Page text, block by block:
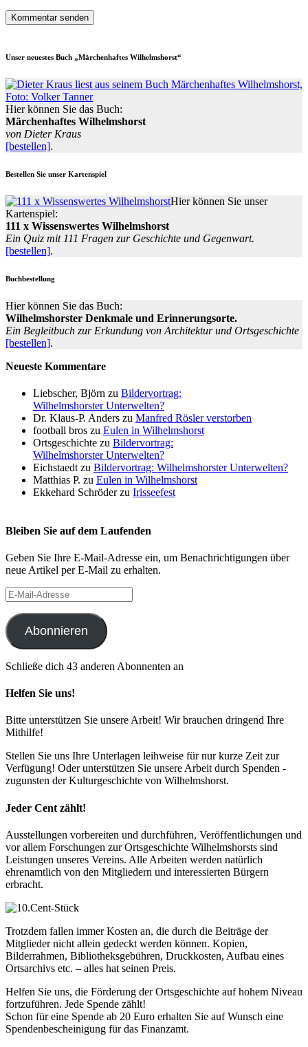
Unser neuestes Buch „Märchenhaftes Wilhelmshorst“
Hier können Sie das Buch:
Märchenhaftes Wilhelmshorst
von Dieter Kraus
[bestellen].
Bestellen Sie unser Kartenspiel
Hier können Sie unser
Kartenspiel:
111 x Wissenswertes Wilhelmshorst
Ein Quiz mit 111 Fragen zur Geschichte und Gegenwart.
[bestellen].
Buchbestellung
Hier können Sie das Buch:
Wilhelmshorster Denkmale und Erinnerungsorte.
Ein Begleitbuch zur Erkundung von Architektur und Ortsgeschichte
[bestellen].
Neueste Kommentare
Liebscher, Björn zu Bildervortrag:
Wilhelmshorster Unterwelten?
Dr. Klaus-P. Anders zu Manfred Rösler verstorben
football bros zu Eulen in Wilhelmshorst
Ortsgeschichte zu Bildervortrag:
Wilhelmshorster Unterwelten?
Eichstaedt zu Bildervortrag: Wilhelmshorster Unterwelten?
Matthias P. zu Eulen in Wilhelmshorst
Ekkehard Schröderzu Irisseefest
Bleiben Sie auf dem Laufenden
Geben Sie Ihre E-Mail-Adresse ein, um Benachrichtigungen über
neue Artikel per E-Mail zu erhalten.
E-
Mail-
Adresse
Abonnieren
Schließe dich 43 anderen Abonnenten an
Helfen Sie uns!
Bitte unterstützen Sie unsere Arbeit! Wir brauchen dringend Ihre
Mithilfe!
Stellen Sie uns Ihre Unterlagen leihweise für nur kurze Zeit zur
Verfügung! Oder unterstützen Sie unsere Arbeit durch Spenden -
zugunsten der Kulturgeschichte von Wilhelmshorst.
Jeder Cent zählt!
Ausstellungen vorbereiten und durchführen, Veröffentlichungen und
vor allem Forschungen zur Ortsgeschichte Wilhelmshorsts sind
Leistungen unseres Vereins. Alle Arbeiten werden natürlich
ehrenamtlich von den Mitgliedern und interessierten Bürgern
erbracht.
Trotzdem fallen immer Kosten an, die durch die Beiträge der
Mitglieder nicht allein gedeckt werden können. Kopien,
Bilderrahmen, Bibliotheksgebühren, Druckkosten, Aufbau eines
Ortsarchivs etc. – alles hat seinen Preis.
Helfen Sie uns, die Förderung der Ortsgeschichte auf hohem Niveau
fortzuführen. Jede Spende zählt!
Schon für eine Spende ab 20 Euro erhalten Sie auf Wunsch eine
Spendenbescheinigung für das Finanzamt.